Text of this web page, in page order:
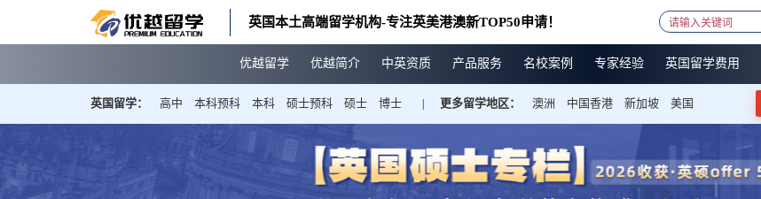
英国本土高端留学机构-专注英美港澳新TOP50申请！
优越留学 优越简介 中英资质 产品服务 名校案例 专家经验 英国留学费用
英国留学： 高中 本科预科 本科 硕士预科 硕士 博士 更多留学地区： 澳洲 中国香港 新加坡 美国